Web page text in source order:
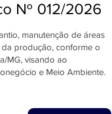
Nº 012/2026
manutenção de áreas
produção, conforme o
MG, visando ao
e Meio Ambiente.